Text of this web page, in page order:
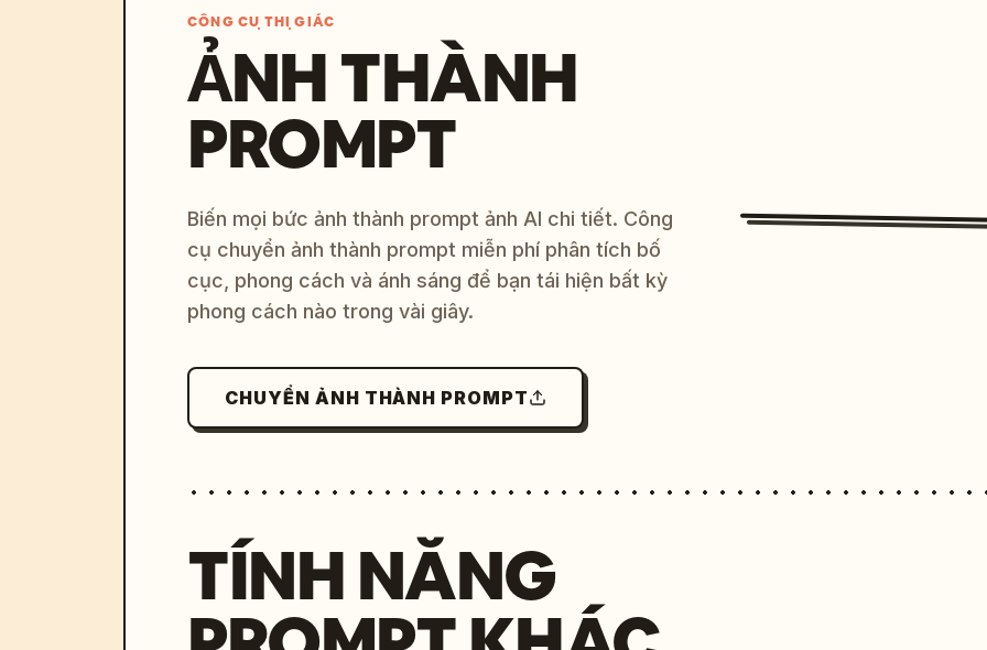
CÔNG CỤ THỊ GIÁC
ẢNH THÀNH
PROMPT
Biến mọi bức ảnh thành prompt ảnh AI chi tiết. Công
cụ chuyển ảnh thành prompt miễn phí phân tích bố
cục, phong cách và ánh sáng để bạn tái hiện bất kỳ
phong cách nào trong vài giây.
CHUYỂN ẢNH THÀNH PROMPT
TÍNH NĂNG